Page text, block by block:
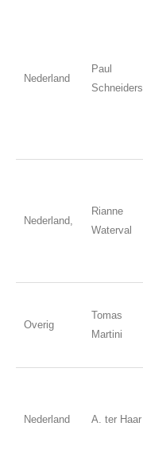
Nederland
Paul
Schneiders
Nederland,
Rianne
Waterval
Overig
Tomas
Martini
Nederland A. ter Haar